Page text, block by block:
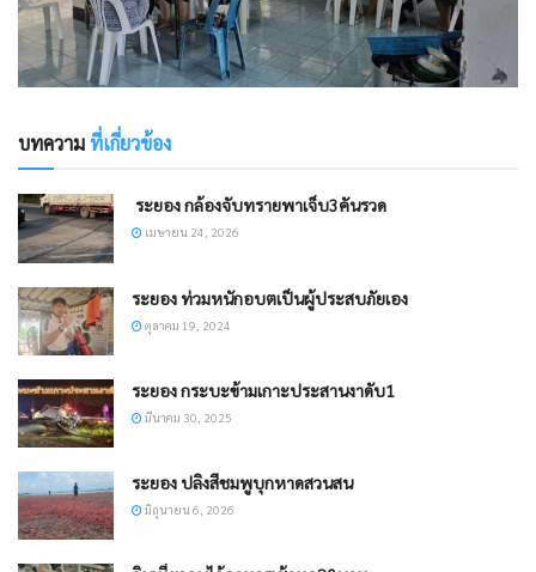
บทความที่เกี่ยวข้อง
​ ระยอง กล้องจับทรายพาเจ็บ3คันรวด
เมษายน 24, 2026
ระยอง ท่วมหนักอบตเป็นผู้ประสบภัยเอง
ตุลาคม 19, 2024
ระยอง กระบะข้ามเกาะประสานงาดับ1
มีนาคม 30, 2025
ระยอง ปลิงสีชมพูบุกหาดสวนสน
มิถุนายน 6, 2026